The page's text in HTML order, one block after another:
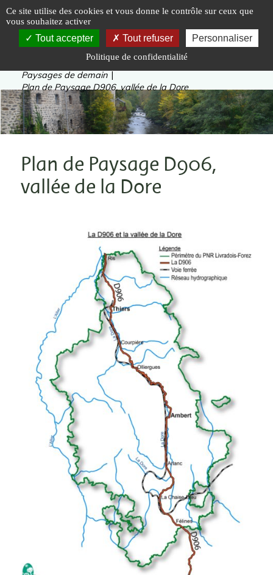
Accueil | Inventer |
Paysages de demain |
Plan de Paysage D906, vallée de la Dore
Plan de Paysage D906,
vallée de la Dore
Panneau de gestion des cookies
Ce site utilise des cookies et vous donne le contrôle sur ceux que
vous souhaitez activer
Tout accepter Tout refuser Personnaliser
Politique de confidentialité